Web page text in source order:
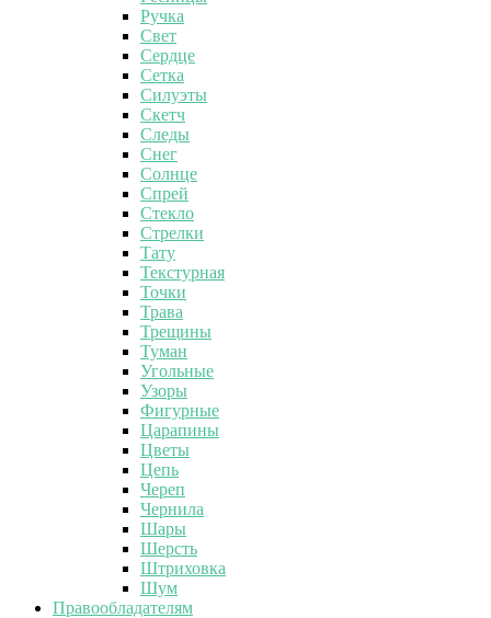
Ручка
Свет
Сердце
Сетка
Силуэты
Скетч
Следы
Снег
Солнце
Спрей
Стекло
Стрелки
Тату
Текстурная
Точки
Трава
Трещины
Туман
Угольные
Узоры
Фигурные
Царапины
Цветы
Цепь
Череп
Чернила
Шары
Шерсть
Штриховка
Шум
Правообладателям